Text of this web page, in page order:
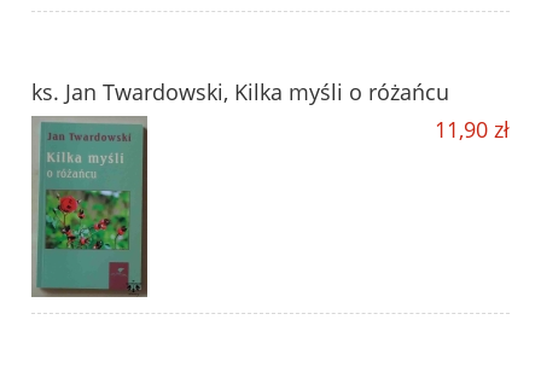
ks. Jan Twardowski, Kilka myśli o różańcu
11,90 zł